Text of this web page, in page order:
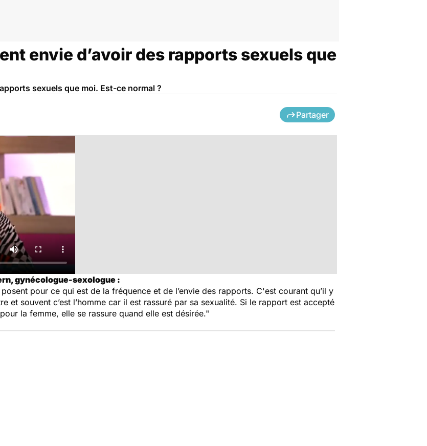
envie d’avoir des rapports sexuels que
sexuels que moi. Est-ce normal ?
Partager
gynécologue-sexologue :
pour ce qui est de la fréquence et de l’envie des rapports. C'est courant qu’il y
et souvent c’est l’homme car il est rassuré par sa sexualité. Si le rapport est accepté
la femme, elle se rassure quand elle est désirée."